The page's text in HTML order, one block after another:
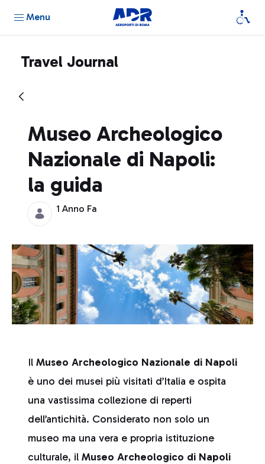
Menu
Travel Journal
Museo Archeologico
Nazionale di Napoli:
la guida
1 Anno Fa
Il Museo Archeologico Nazionale di Napoli
è uno dei musei più visitati d’Italia e ospita
una vastissima collezione di reperti
dell’antichità. Considerato non solo un
museo ma una vera e propria istituzione
culturale, il Museo Archeologico di Napoli